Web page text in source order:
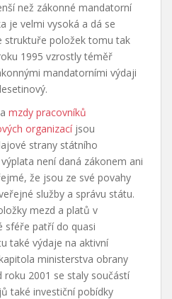
než zákonné mandatorní
je velmi vysoká a dá se
struktuře položek tomu tak
1995 vzrostly téměř
mandatorními výdaji
mzdy pracovníků
organizacíjsou
strany státního
není daná zákonem ani
že jsou ze své povahy
služby a správu státu.
mezd a platů v
sféře patří do quasi
také výdaje na aktivní
ministerstva obrany
roku 2001 se staly součástí
také investiční pobídky